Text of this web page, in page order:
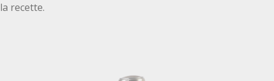
la recette.